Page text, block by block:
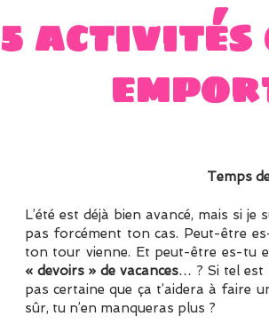
5 activités
Temps
L’été est déjà bien avancé, mais si
pas forcément ton cas. Peut-être
ton tour vienne. Et peut-être es-tu
« devoirs » de vacances… ? Si tel est
pas certaine que ça t’aidera à faire
sûr, tu n’en manqueras plus ?